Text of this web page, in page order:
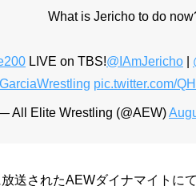
What is Jericho to do
LIVE on TBS! @IAmJericho |
pic.twitter.com/
— All Elite Wrestling (@AEW)
送されたAEWダイナマイトに